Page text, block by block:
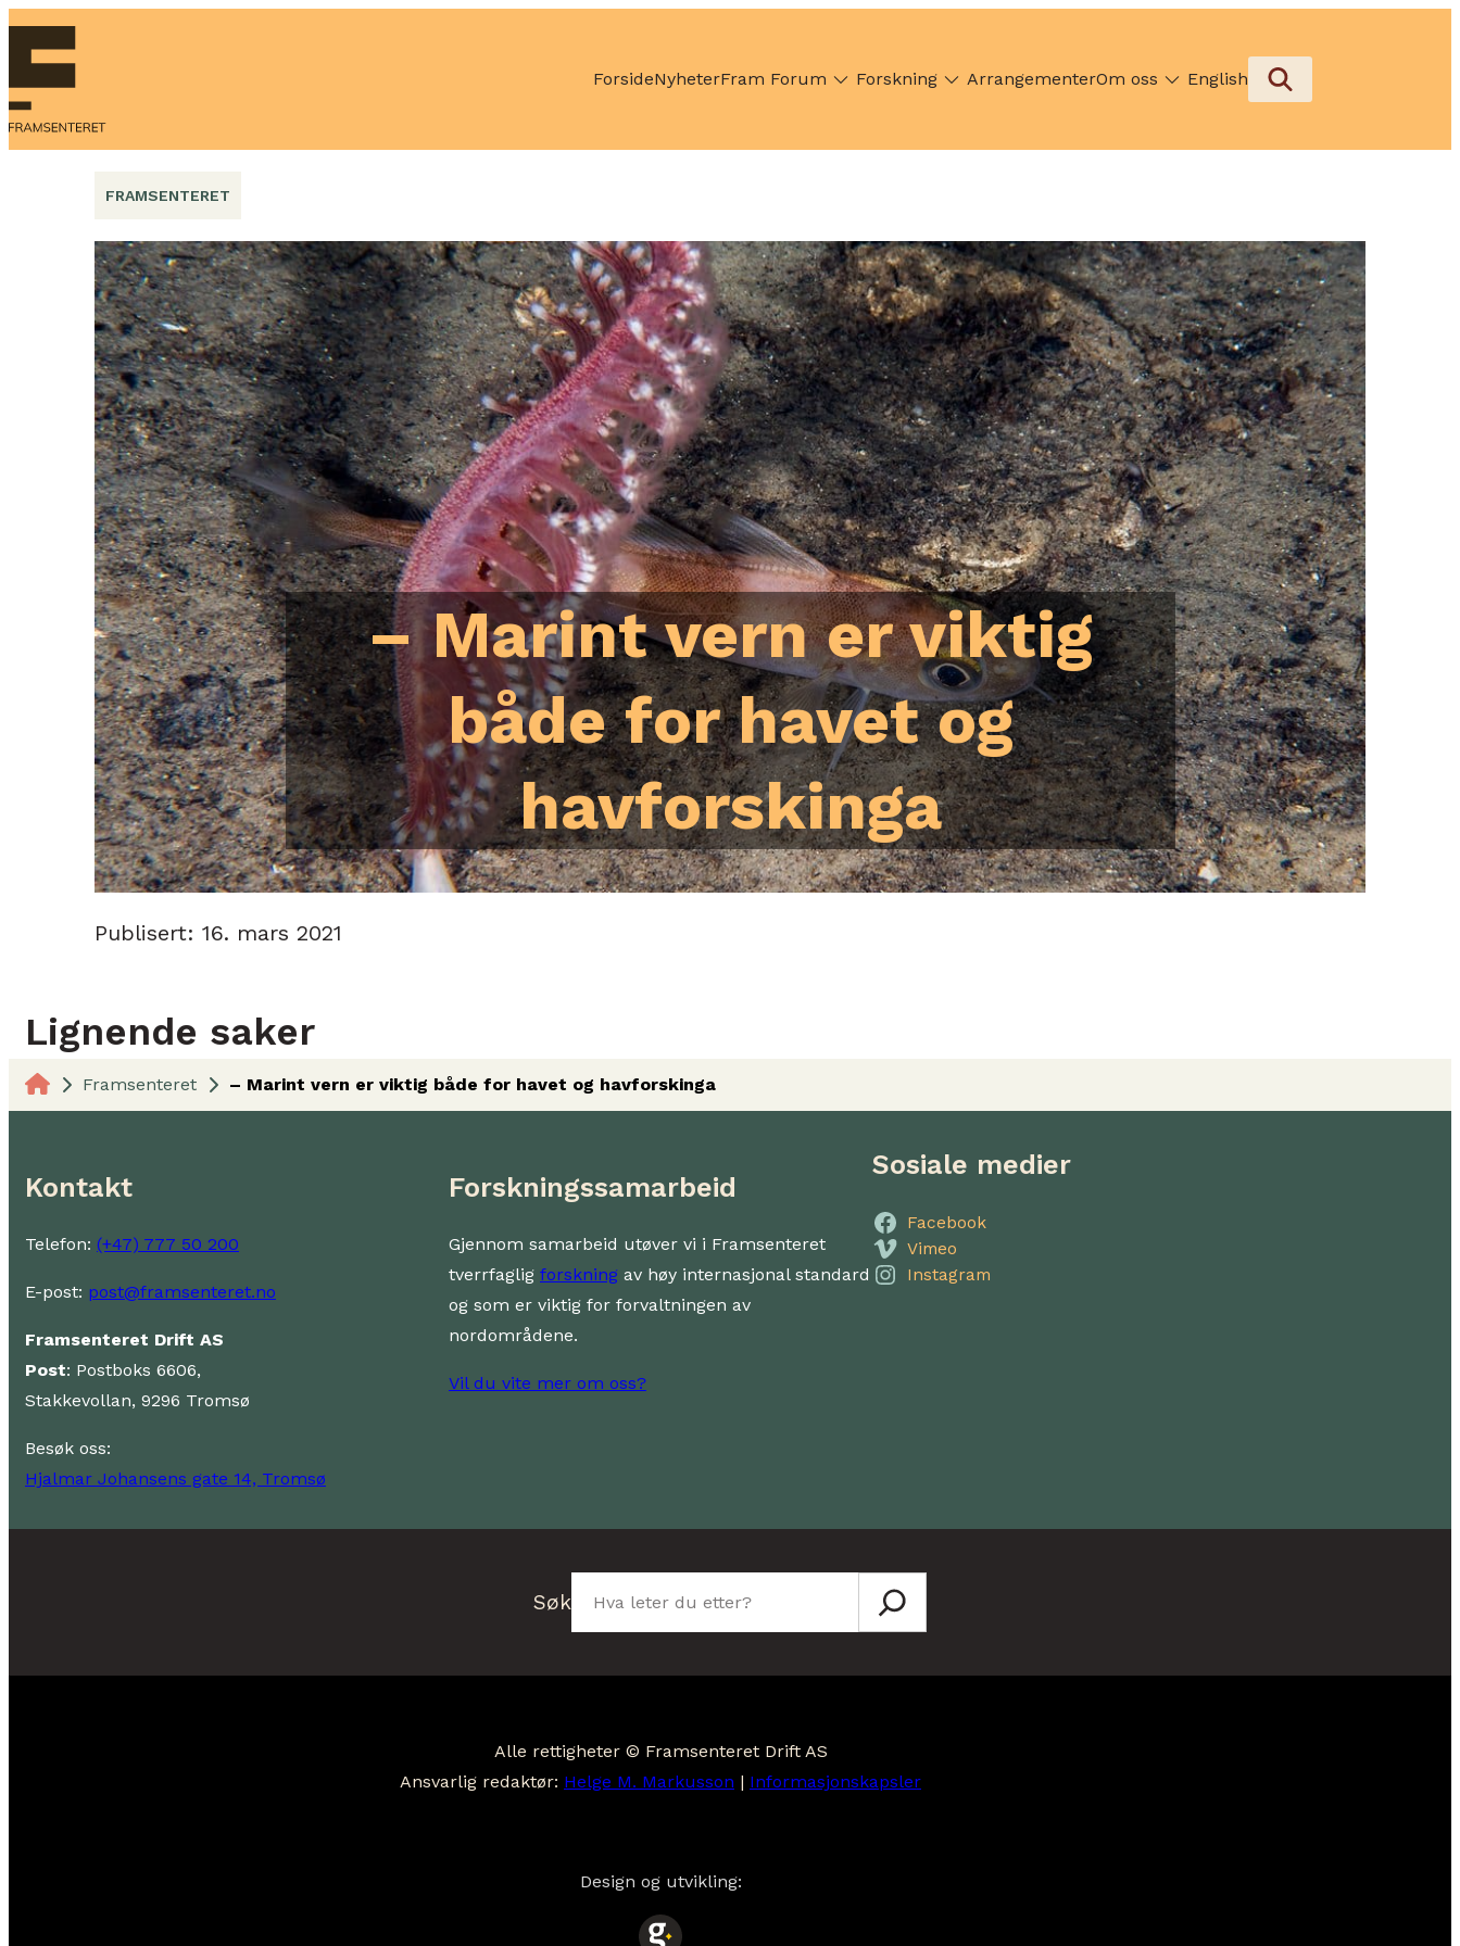
Hopp
innhold
ForsideNyheterFram Forum Forskning ArrangementerOm oss English
FRAMSENTERET
– Marint vern er viktig
både for havet og
havforskinga
Publisert: 16. mars 2021
Lignende saker
Framsenteret – Marint vern er viktig både for havet og havforskinga
Kontakt
Telefon: (+47) 777 50 200
E-post: post@framsenteret.no
Framsenteret Drift AS
Post: Postboks 6606,
Stakkevollan, 9296 Tromsø
Besøk oss:
Hjalmar Johansens gate 14, Tromsø
Forskningssamarbeid
Gjennom samarbeid utøver vi i Framsenteret
tverrfaglig forskning av høy internasjonal standard
og som er viktig for forvaltningen av
nordområdene.
Vil du vite mer om oss?
Sosiale medier
Facebook
Vimeo
Instagram
Søk
Alle rettigheter © Framsenteret Drift AS
Ansvarlig redaktør: Helge M. Markusson | Informasjonskapsler
Design og utvikling: